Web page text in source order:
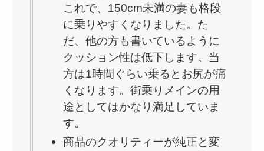
これで、150cm未満の妻も格段
に乗りやすくなりました。た
だ、他の方も書いているように
クッション性は低下します。当
方は1時間ぐらい乗るとお尻が痛
くなります。街乗りメインの用
途としてはかなり満足していま
す。
商品のクオリティーが純正と変